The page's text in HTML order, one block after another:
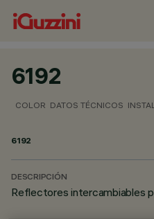
6192
COLOR DATOS TÉCNICOS
6192
DESCRIPCIÓN
Reflectores intercambiables